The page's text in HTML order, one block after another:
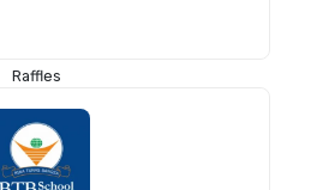
Raffles